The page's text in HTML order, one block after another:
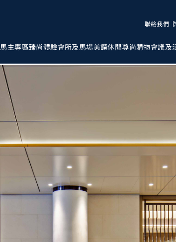
聯絡我們
馬主專區臻尚體驗會所及馬場美饌休閒尊尚購物會議及